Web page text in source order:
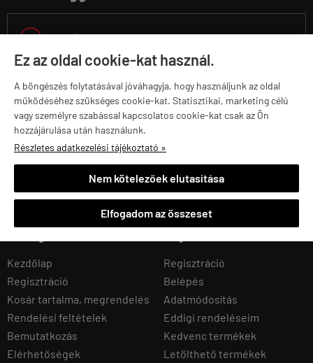
Ez az oldal cookie-kat használ.
A böngészés folytatásával jóváhagyja, hogy használjunk az oldal
működéséhez szükséges cookie-kat. Statisztikai, marketing célú
vagy személyre szabással kapcsolatos cookie-kat csak az Ön
hozzájárulása után használunk.
Részletes adatkezelési tájékoztató »
Nem kötelezőek elutasítása
Elfogadom az összeset
 1992 ÓTA VAGYUNK A PIACON
30 000 KG SÚLYT ADUNK EL ÉVENTE
25 000 TERMÉKET TARTUNK RAKTÁRON
Navigáció
Kezdőlap
Regisztráció
Kosár tartalma, megrendelés
Rendelési feltételek
Bemutatkozás
Elérhetőségek
Saját fiók
Regisztráció
Belépés
Adatmódosítás
Eddigi rendeléseim
Kedvenc termékek
Letölthető termékek